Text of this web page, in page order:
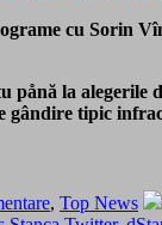
cu Sorin
pånă la alegerile
gândire tipic
, Top News